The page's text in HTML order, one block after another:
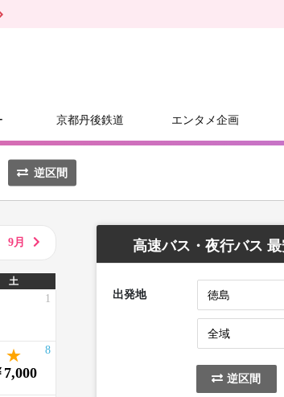
京都丹後鉄道 エンタメ企画
逆区間
9月
土
1
7,000
8
高速バス・夜行バス
出発地
逆区間